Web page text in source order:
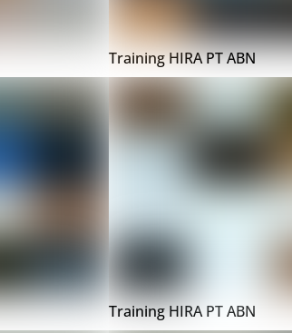
Training HIRA PT ABN
Training HIRA PT ABN